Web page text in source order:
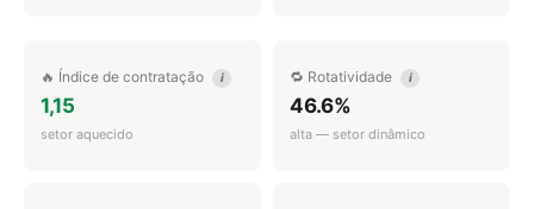
🔥 Índice de contratação i
1,15
setor aquecido
🔁 Rotatividade i
46.6%
alta — setor dinâmico